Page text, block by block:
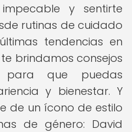
y sentirte
rutinas de cuidado
tendencias en
brindamos consejos
para que puedas
y bienestar. Y
de un ícono de estilo
de género: David